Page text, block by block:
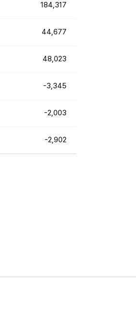
184,317
44,677
48,023
-3,345
-2,003
-2,902